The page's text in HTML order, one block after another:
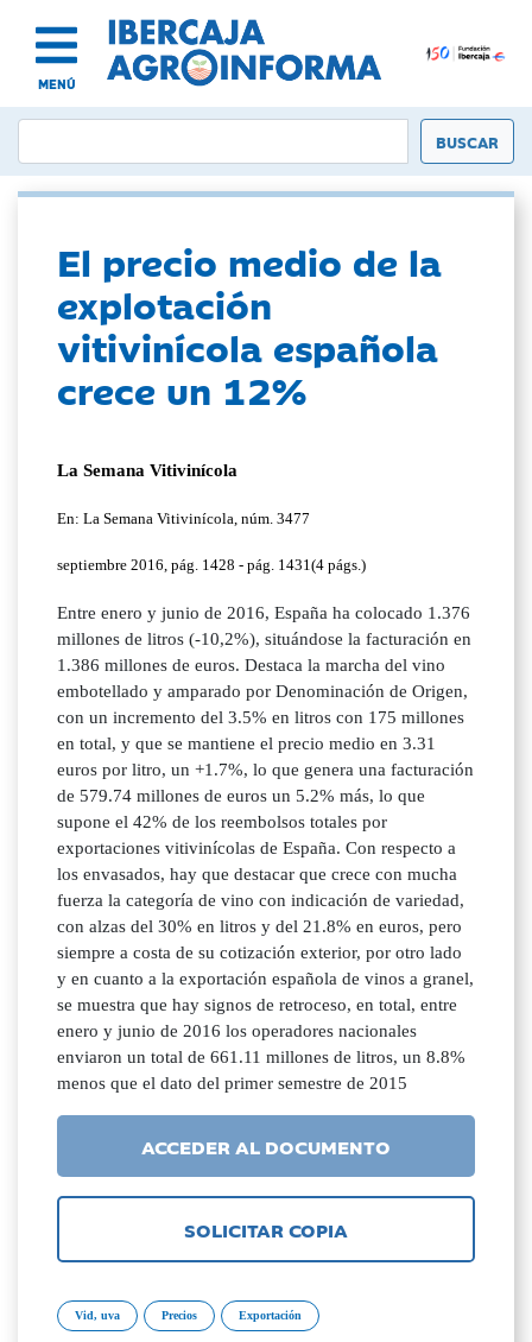
MENÚ
El precio medio de la
explotación
vitivinícola española
crece un 12%
La Semana Vitivinícola
En: La Semana Vitivinícola, núm. 3477
septiembre 2016, pág. 1428 - pág. 1431(4 págs.)
Entre enero y junio de 2016, España ha colocado 1.376
millones de litros (-10,2%), situándose la facturación en
1.386 millones de euros. Destaca la marcha del vino
embotellado y amparado por Denominación de Origen,
con un incremento del 3.5% en litros con 175 millones
en total, y que se mantiene el precio medio en 3.31
euros por litro, un +1.7%, lo que genera una facturación
de 579.74 millones de euros un 5.2% más, lo que
supone el 42% de los reembolsos totales por
exportaciones vitivinícolas de España. Con respecto a
los envasados, hay que destacar que crece con mucha
fuerza la categoría de vino con indicación de variedad,
con alzas del 30% en litros y del 21.8% en euros, pero
siempre a costa de su cotización exterior, por otro lado
y en cuanto a la exportación española de vinos a granel,
se muestra que hay signos de retroceso, en total, entre
enero y junio de 2016 los operadores nacionales
enviaron un total de 661.11 millones de litros, un 8.8%
menos que el dato del primer semestre de 2015
ACCEDER AL DOCUMENTO
SOLICITAR COPIA
Vid, uva Precios Exportación